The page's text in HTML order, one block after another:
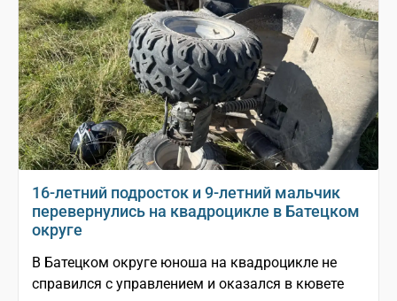
16-летний подросток и 9-летний мальчик
перевернулись на квадроцикле в Батецком
округе
В Батецком округе юноша на квадроцикле не
справился с управлением и оказался в кювете